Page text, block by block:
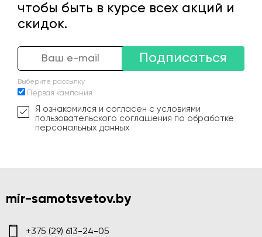
чтобы быть в курсе всех акций и
скидок.
Подписаться
Выберите рассылку
Первая кампания
Я ознакомился и согласен с условиями
пользовательского соглашения по обработке
персональных данных
mir-samotsvetov.by
+375 (29) 613-24-05